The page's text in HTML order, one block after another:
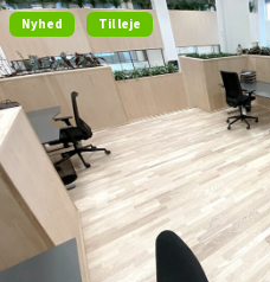
Nyhed Til leje